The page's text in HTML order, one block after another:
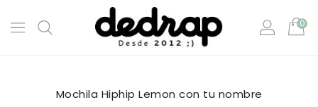
0
Mochila Hiphip Lemon con tu nombre